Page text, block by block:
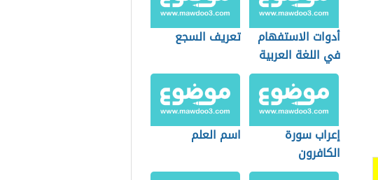
أدوات الاستفهام
في اللغة العربية
تعريف السجع
إعراب سورة
الكافرون
اسم العلم